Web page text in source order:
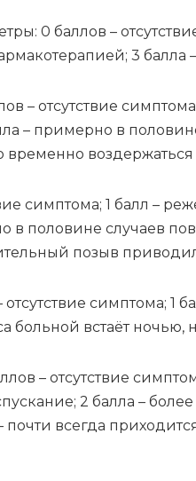
0 бал­лов –
3
– от­сут­ствие
– при­мер­но в
вре­мен­но
симп­то­ма; 1 балл –
в по­ло­ви­не слу­ча­ев
по­зыв
симп­то­ма; 1
боль­ной встаёт
– от­сут­ствие
2 бал­ла –
по­чти все­гда